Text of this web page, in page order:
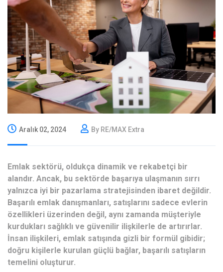
Aralık 02, 2024 By RE/MAX Extra
Emlak sektörü, oldukça dinamik ve rekabetçi bir
alandır. Ancak, bu sektörde başarıya ulaşmanın sırrı
yalnızca iyi bir pazarlama stratejisinden ibaret değildir.
Başarılı emlak danışmanları, satışlarını sadece evlerin
özellikleri üzerinden değil, aynı zamanda müşteriyle
kurdukları sağlıklı ve güvenilir ilişkilerle de artırırlar.
İnsan ilişkileri, emlak satışında gizli bir formül gibidir;
doğru kişilerle kurulan güçlü bağlar, başarılı satışların
temelini oluşturur.